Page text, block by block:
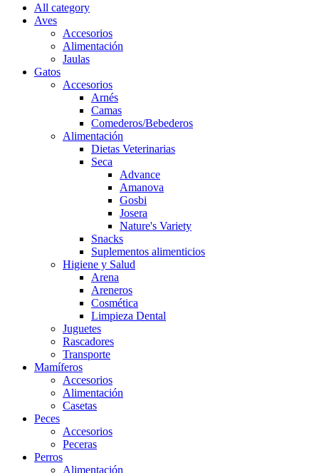
All category
Aves
Accesorios
Alimentación
Jaulas
Gatos
Accesorios
Arnés
Camas
Comederos/Bebederos
Alimentación
Dietas Veterinarias
Seca
Advance
Amanova
Gosbi
Josera
Nature's Variety
Snacks
Suplementos alimenticios
Higiene y Salud
Arena
Areneros
Cosmética
Limpieza Dental
Juguetes
Rascadores
Transporte
Mamíferos
Accesorios
Alimentación
Casetas
Peces
Accesorios
Peceras
Perros
Alimentación